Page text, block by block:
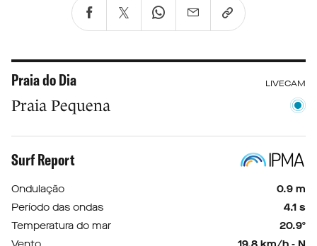
Praia do Dia LIVECAM
Praia Pequena
Surf Report
Ondulação
0.9 m
Período das ondas
4.1 s
Temperatura do mar
20.9º